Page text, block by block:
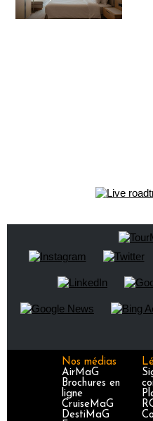
Nos médias
AirMaG
Brochures en
ligne
CruiseMaG
DestiMaG